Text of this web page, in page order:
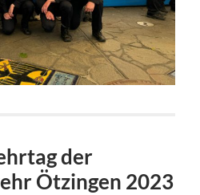
der
Ötzingen 2023